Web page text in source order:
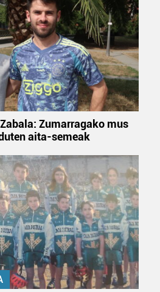
Zumarragako mus
aita-semeak